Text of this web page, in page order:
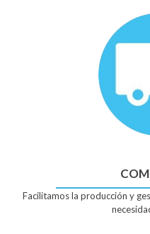
Facilitamos la producción y